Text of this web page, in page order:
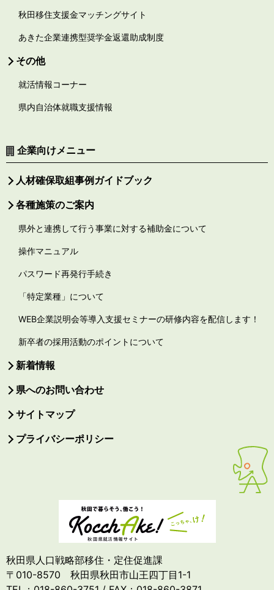
秋田移住支援金マッチングサイト
あきた企業連携型奨学金返還助成制度
その他
就活情報コーナー
県内自治体就職支援情報
企業向けメニュー
人材確保取組事例ガイドブック
各種施策のご案内
県外と連携して行う事業に対する補助金について
操作マニュアル
パスワード再発行手続き
「特定業種」について
WEB企業説明会等導入支援セミナーの研修内容を配信します！
新卒者の採用活動のポイントについて
新着情報
県へのお問い合わせ
サイトマップ
プライバシーポリシー
秋田県人口戦略部移住・定住促進課
〒010-8570 秋田県秋田市山王四丁目1-1